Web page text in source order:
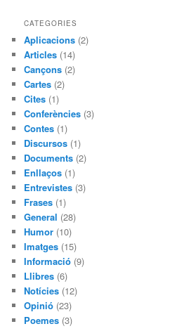
c
CATEGORIES
Aplicacions (2)
Articles (14)
Cançons (2)
Cartes (2)
Cites (1)
Conferències (3)
Contes (1)
Discursos (1)
Documents (2)
Enllaços (1)
Entrevistes (3)
Frases (1)
General (28)
Humor (10)
Imatges (15)
Informació (9)
Llibres (6)
Notícies (12)
Opinió (23)
Poemes (3)